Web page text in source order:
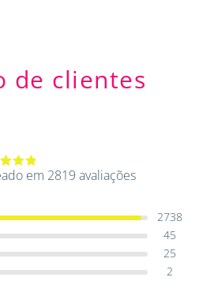
de clientes
em 2819 avaliações
2738
45
25
2